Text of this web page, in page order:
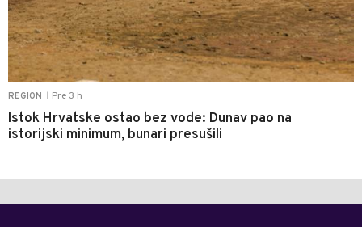
REGION Pre 3 h
Istok Hrvatske ostao bez vode: Dunav pao na
istorijski minimum, bunari presušili